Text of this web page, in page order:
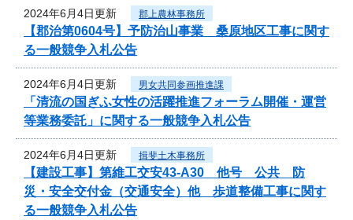
2024年6月4日更新 郡上農林事務所
【郡治第0604号】予防治山事業 桑原地区工事に関す
る一般競争入札公告
2024年6月4日更新 男女共同参画推進課
「清流の国ぎふ女性の活躍推進フォーラム開催・運営
等業務委託」に関する一般競争入札公告
2024年6月4日更新 揖斐土木事務所
【建設工事】第維工交安43-A30 他号 公共 防
災・安全交付金（交通安全）他 歩道整備工事に関す
る一般競争入札公告